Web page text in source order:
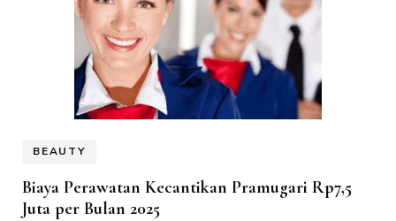
BEAUTY
Biaya Perawatan Kecantikan Pramugari Rp7,5
Juta per Bulan 2025